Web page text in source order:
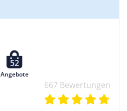
52
Angebote
667 Bewertungen